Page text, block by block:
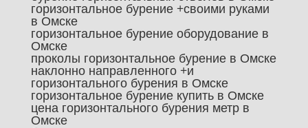
горизонтальное бурение +своими руками
в Омске
горизонтальное бурение оборудование в
Омске
проколы горизонтальное бурение в Омске
наклонно направленного +и
горизонтального бурения в Омске
горизонтальное бурение купить в Омске
цена горизонтального бурения метр в
Омске